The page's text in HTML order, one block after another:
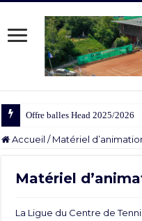
Offre balles Head 2025/2026
Accueil / Matériel
Matériel
La Ligue du Centre de